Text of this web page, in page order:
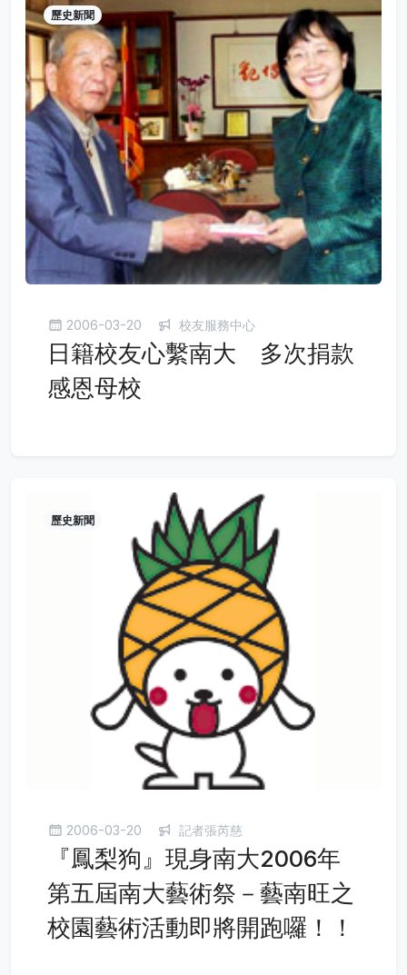
歷史新聞
2006-03-20 校友服務中心
日籍校友心繫南大 多次捐款
感恩母校
歷史新聞
2006-03-20 記者張芮慈
『鳳梨狗』現身南大2006年
第五屆南大藝術祭－藝南旺之
校園藝術活動即將開跑囉！！